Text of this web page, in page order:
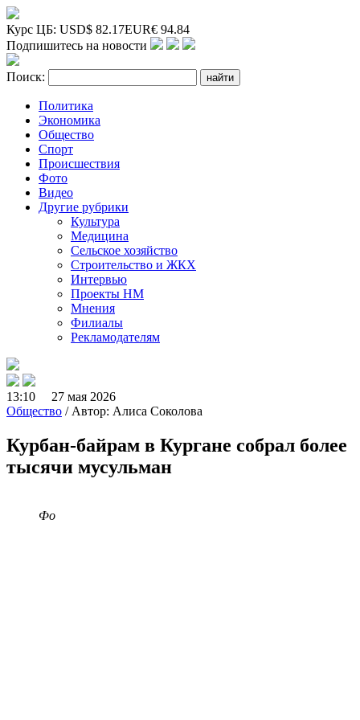
Курс ЦБ: USD$ 82.17EUR€ 94.84
Подпишитесь на новости
Поиск:
Политика
Экономика
Общество
Спорт
Происшествия
Фото
Видео
Другие рубрики
Культура
Медицина
Сельское хозяйство
Строительство и ЖКХ
Интервью
Проекты НМ
Мнения
Филиалы
Рекламодателям
13:10 27 мая 2026
Общество / Автор: Алиса Соколова
Курбан-байрам в Кургане собрал более
тысячи мусульман
Фо